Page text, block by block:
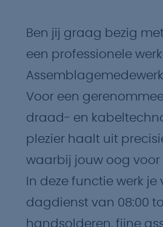
Ben jij graag bezig
een professionele
Voor een
draad- en
plezier haalt uit
waarbij jouw oog voor
In deze functie werk
dagdienst van 08:00
handsolderen, fijne